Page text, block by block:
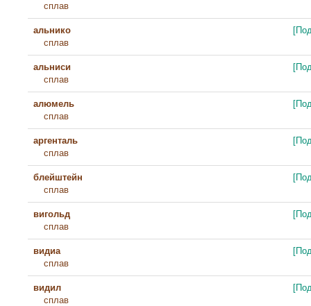
сплав
альнико
сплав
альниси
сплав
алюмель
сплав
аргенталь
сплав
блейштейн
сплав
вигольд
сплав
видиа
сплав
видил
сплав